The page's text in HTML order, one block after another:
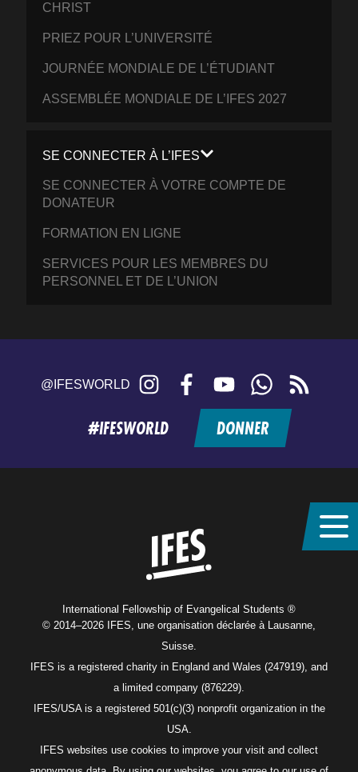
CHRIST
PRIEZ POUR L’UNIVERSITÉ
JOURNÉE MONDIALE DE L’ÉTUDIANT
ASSEMBLÉE MONDIALE DE L’IFES 2027
SE CONNECTER À L’IFES
SE CONNECTER À VOTRE COMPTE DE
DONATEUR
FORMATION EN LIGNE
SERVICES POUR LES MEMBRES DU
PERSONNEL ET DE L’UNION
@IFESWORLD Instagram FacebookYouTubeWhatsApp
feed
#IFESWORLD DONNER
International Fellowship of Evangelical Students ®
© 2014–2026 IFES, une organisation déclarée à Lausanne,
Suisse.
IFES is a registered charity in England and Wales (247919), and
a limited company (876229).
IFES/USA is a registered 501(c)(3) nonprofit organization in the
USA.
IFES websites use cookies to improve your visit and collect